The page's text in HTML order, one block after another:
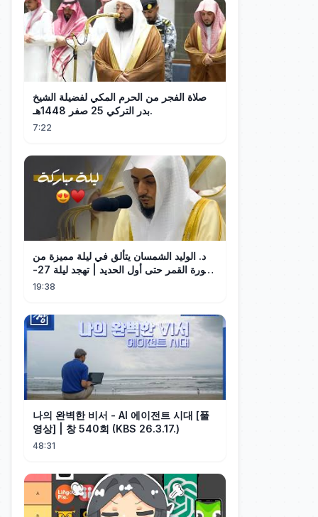
صلاة الفجر من الحرم المكي لفضيلة الشيخ
بدر التركي 25 صفر 1448هـ.
7:22
د. الوليد الشمسان يتألق في ليلة مميزة من
سورة القمر حتى أول الحديد | تهجد ليلة 27-
19:38
나의 완벽한 비서 - AI 에이전트 시대 [풀
영상] | 창 540회 (KBS 26.3.17.)
48:31